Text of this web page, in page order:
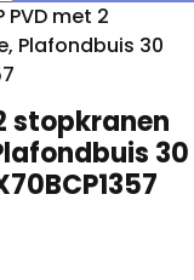
PVD met 2
Plafondbuis 30
stopkranen
30